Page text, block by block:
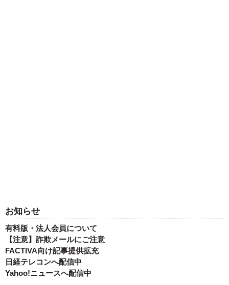
お知らせ
有料版・法人会員について
【注意】詐欺メールにご注意
FACTIVA向け記事提供拡充
日経テレコンへ配信中
Yahoo!ニュースへ配信中